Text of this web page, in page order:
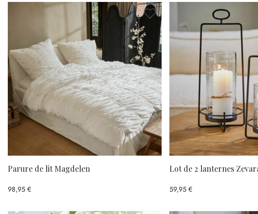
Parure de lit Magdelen
98,95 €
Lot de 2 lanternes
59,95 €